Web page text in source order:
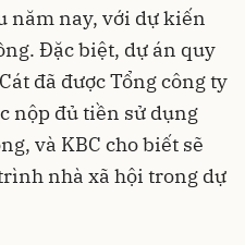
năm nay, với dự kiến
Đặc biệt, dự án quy
đã được Tổng công ty
nộp đủ tiền sử dụng
và KBC cho biết sẽ
nhà xã hội trong dự